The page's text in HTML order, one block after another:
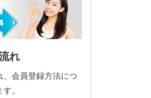
れ
、会員登録方法につ
。